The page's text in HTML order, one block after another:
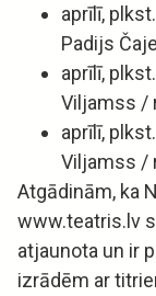
aprīlī,
Padijs
aprīlī,
Viljamss /
aprīlī,
Viljamss /
Atgādinām, ka
www.teatris.lv
atjaunota un ir
izrādēm ar